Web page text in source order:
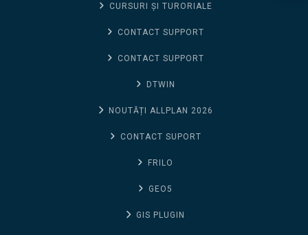
CURSURI ȘI TURORIALE
CONTACT SUPPORT
CONTACT SUPPORT
DTWIN
NOUTĂȚI ALLPLAN 2026
CONTACT SUPORT
FRILO
GEO5
GIS PLUGIN